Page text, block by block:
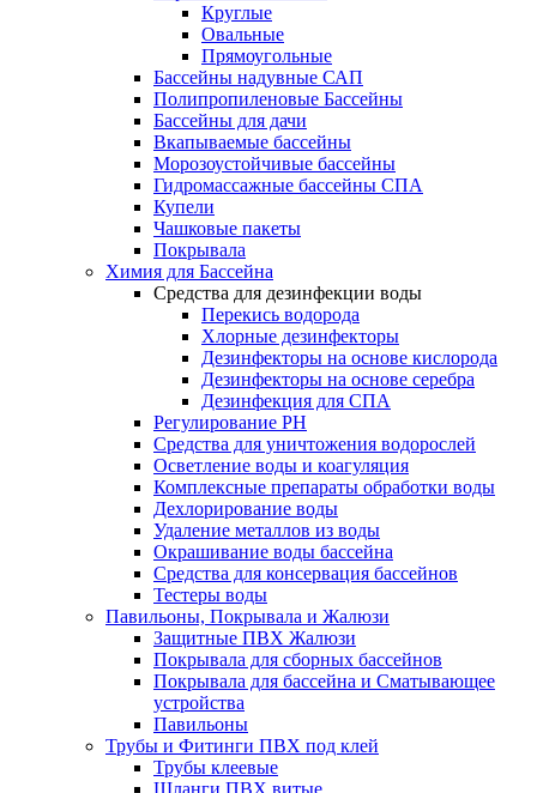
Круглые
Овальные
Прямоугольные
Бассейны надувные САП
Полипропиленовые Бассейны
Бассейны для дачи
Вкапываемые бассейны
Морозоустойчивые бассейны
Гидромассажные бассейны СПА
Купели
Чашковые пакеты
Покрывала
Химия для Бассейна
Средства для дезинфекции воды
Перекись водорода
Хлорные дезинфекторы
Дезинфекторы на основе кислорода
Дезинфекторы на основе серебра
Дезинфекция для СПА
Регулирование РН
Средства для уничтожения водорослей
Осветление воды и коагуляция
Комплексные препараты обработки воды
Дехлорирование воды
Удаление металлов из воды
Окрашивание воды бассейна
Средства для консервация бассейнов
Тестеры воды
Павильоны, Покрывала и Жалюзи
Защитные ПВХ Жалюзи
Покрывала для сборных бассейнов
Покрывала для бассейна и Сматывающее
устройства
Павильоны
Трубы и Фитинги ПВХ под клей
Трубы клеевые
Шланги ПВХ витые